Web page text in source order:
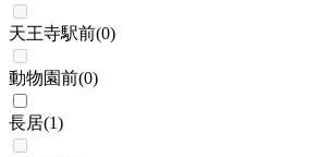
天王寺駅前(0)
動物園前(0)
長居(1)